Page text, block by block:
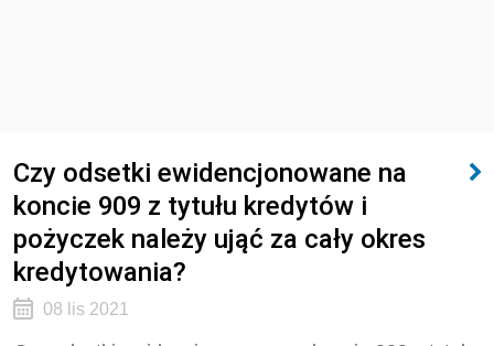
Czy odsetki ewidencjonowane na
koncie 909 z tytułu kredytów i
pożyczek należy ująć za cały okres
kredytowania?
08 lis 2021